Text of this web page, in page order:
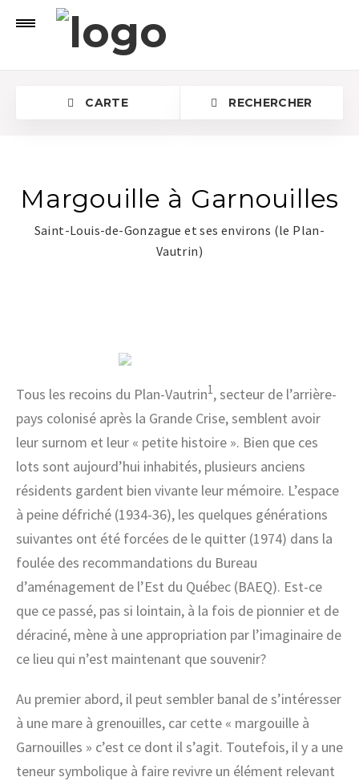
CARTE RECHERCHER
Margouille à Garnouilles
Saint-Louis-de-Gonzague et ses environs (le Plan-
Vautrin)
Tous les recoins du Plan-Vautrin1, secteur de l’arrière-
pays colonisé après la Grande Crise, semblent avoir
leur surnom et leur « petite histoire ». Bien que ces
lots sont aujourd’hui inhabités, plusieurs anciens
résidents gardent bien vivante leur mémoire. L’espace
à peine défriché (1934-36), les quelques générations
suivantes ont été forcées de le quitter (1974) dans la
foulée des recommandations du Bureau
d’aménagement de l’Est du Québec (BAEQ). Est-ce
que ce passé, pas si lointain, à la fois de pionnier et de
déraciné, mène à une appropriation par l’imaginaire de
ce lieu qui n’est maintenant que souvenir?
Au premier abord, il peut sembler banal de s’intéresser
à une mare à grenouilles, car cette « margouille à
Garnouilles » c’est ce dont il s’agit. Toutefois, il y a une
teneur symbolique à faire revivre un élément relevant